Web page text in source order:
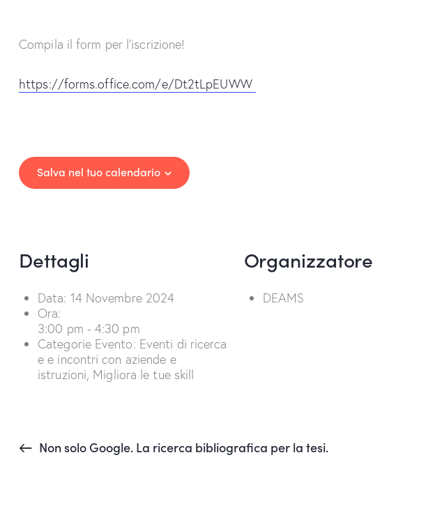
Compila il form per l’iscrizione!
https://forms.office.com/e/Dt2tLpEUWW
Salva nel tuo calendario
Dettagli
Data: 14 Novembre 2024
Ora:
3:00 pm - 4:30 pm
Categorie Evento: Eventi di ricerca
e e incontri con aziende e
istruzioni, Migliora le tue skill
Organizzatore
DEAMS
Non solo Google. La ricerca bibliografica per la tesi.